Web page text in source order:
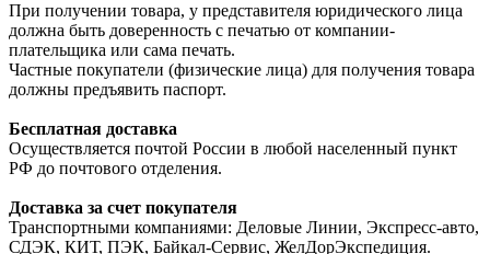
При получении товара, у представителя юридического лица
должна быть доверенность с печатью от компании-
плательщика или сама печать.
Частные покупатели (физические лица) для получения товара
должны предъявить паспорт.
Бесплатная доставка
Осуществляется почтой России в любой населенный пункт
РФ до почтового отделения.
Доставка за счет покупателя
Транспортными компаниями: Деловые Линии, Экспресс-авто,
СДЭК, КИТ, ПЭК, Байкал-Сервис, ЖелДорЭкспедиция.